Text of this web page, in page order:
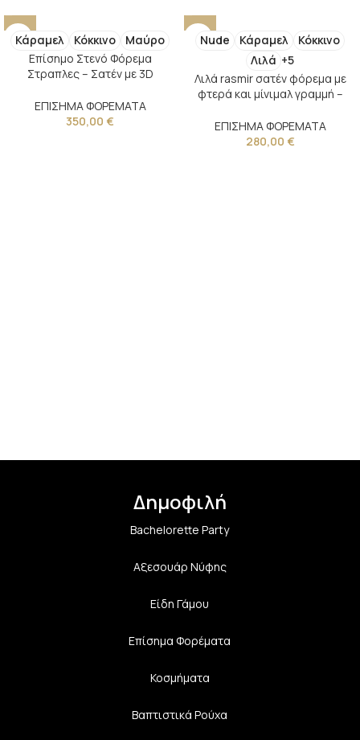
Κάραμελ Κόκκινο
Μαύρο
Επίσημο Στενό Φόρεμα
Στραπλες – Σατέν με 3D
Τιράντες
ΕΠΙΣΗΜΑ ΦΟΡΕΜΑΤΑ
350,00 €
Nude Κάραμελ
Κόκκινο
Λιλά +5
Λιλά rasmir σατέν φόρεμα με
φτερά και μίνιμαλ γραμμή –
ΕΠΙΣΗΜΑ ΦΟΡΕΜΑΤΑ
280,00 €
Δημοφιλή
Bachelorette Party
Αξεσουάρ Νύφης
Είδη Γάμου
Επίσημα Φορέματα
Κοσμήματα
Βαπτιστικά Ρούχα